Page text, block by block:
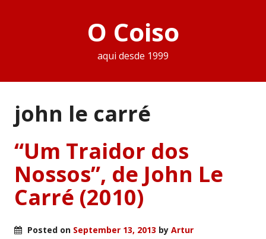
O Coiso
aqui desde 1999
john le carré
“Um Traidor dos
Nossos”, de John Le
Carré (2010)
Posted on September 13, 2013 by Artur